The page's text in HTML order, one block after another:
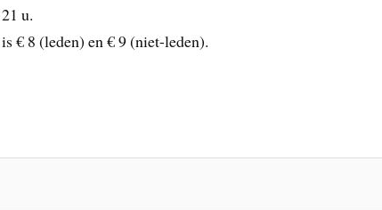
u.
€ 8 (leden) en € 9 (niet-leden).